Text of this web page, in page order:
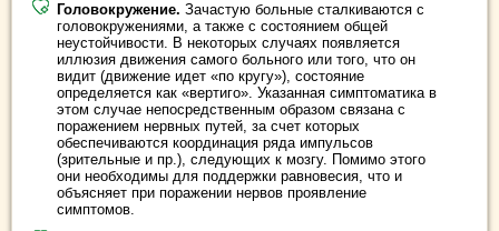
Головокружение. Зачастую больные сталкиваются с
головокружениями, а также с состоянием общей
неустойчивости. В некоторых случаях появляется
иллюзия движения самого больного или того, что он
видит (движение идет «по кругу»), состояние
определяется как «вертиго». Указанная симптоматика в
этом случае непосредственным образом связана с
поражением нервных путей, за счет которых
обеспечиваются координация ряда импульсов
(зрительные и пр.), следующих к мозгу. Помимо этого
они необходимы для поддержки равновесия, что и
объясняет при поражении нервов проявление
симптомов.